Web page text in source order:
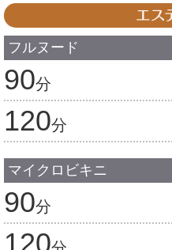
フルヌード
90分
120分
マイクロビキニ
90分
120